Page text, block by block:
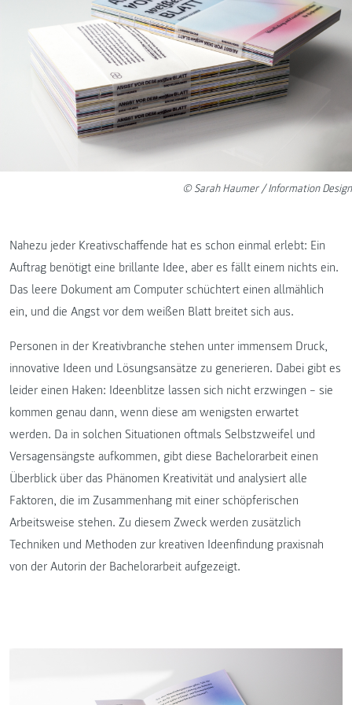
© Sarah Haumer / Information Design
Nahezu jeder Kreativschaffende hat es schon einmal erlebt: Ein
Auftrag benötigt eine brillante Idee, aber es fällt einem nichts ein.
Das leere Dokument am Computer schüchtert einen allmählich
ein, und die Angst vor dem weißen Blatt breitet sich aus.
Personen in der Kreativbranche stehen unter immensem Druck,
innovative Ideen und Lösungsansätze zu generieren. Dabei gibt es
leider einen Haken: Ideenblitze lassen sich nicht erzwingen – sie
kommen genau dann, wenn diese am wenigsten erwartet
werden. Da in solchen Situationen oftmals Selbstzweifel und
Versagensängste aufkommen, gibt diese Bachelorarbeit einen
Überblick über das Phänomen Kreativität und analysiert alle
Faktoren, die im Zusammenhang mit einer schöpferischen
Arbeitsweise stehen. Zu diesem Zweck werden zusätzlich
Techniken und Methoden zur kreativen Ideenfindung praxisnah
von der Autorin der Bachelorarbeit aufgezeigt.